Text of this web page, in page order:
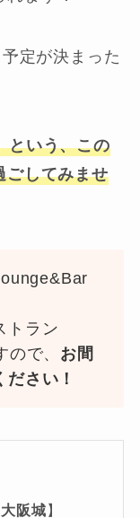
定が決まった
という、この
ごしてみませ
トラン
で、 お間
さい！
阪城】